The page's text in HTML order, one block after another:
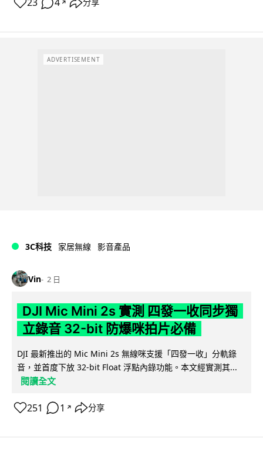
23 4 ↗ 分享
ADVERTISEMENT
3C科技 家居無線 影音產品
Vin 2 日
DJI Mic Mini 2s 實測 四發一收同步獨
立錄音 32-bit 防爆咪拍片必備
DJI 最新推出的 Mic Mini 2s 無線咪支援「四發一收」分軌錄
音，並首度下放 32-bit Float 浮點內錄功能。本文經實測其...
閱讀全文
251 1 ↗ 分享